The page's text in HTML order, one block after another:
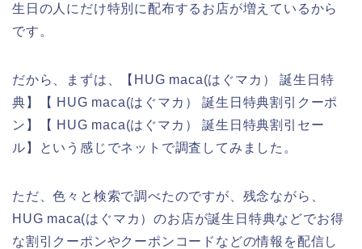
生日の人にだけ特別に配布するお店が増えているから
です。
だから、まずは、【HUG maca(はぐマカ） 誕生日特
典】【 HUG maca(はぐマカ） 誕生日特典割引クーポ
ン】【 HUG maca(はぐマカ） 誕生日特典割引セー
ル】という感じでネットで調査してみました。
ただ、色々と検索で調べたのですが、残念ながら、
HUG maca(はぐマカ）のお店が誕生日特典などでお得
な割引クーポンやクーポンコードなどの情報を配信し